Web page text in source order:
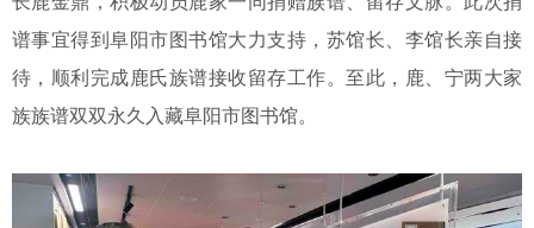
谱事宜得到阜阳市图书馆大力支持，苏馆长、李馆长亲自接
待，顺利完成鹿氏族谱接收留存工作。至此，鹿、宁两大家
族族谱双双永久入藏阜阳市图书馆。